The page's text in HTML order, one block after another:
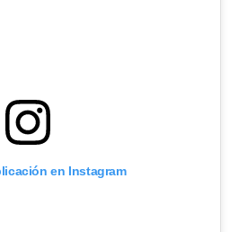
en Instagram